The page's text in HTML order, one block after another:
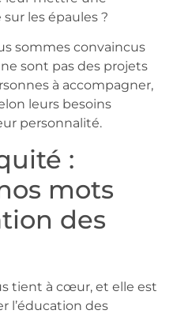
les épaules ?
sommes convaincus
sont pas des projets
à accompagner,
leurs besoins
personnalité.
:
mots
des
tient à cœur, et elle est
l’éducation des